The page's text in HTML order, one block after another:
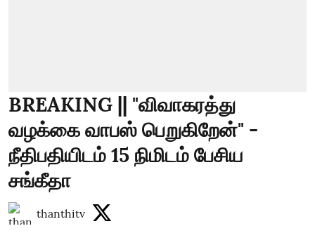
BREAKING || "விவாகரத்து
வழக்கை வாபஸ் பெறுகிறேன்" -
நீதிபதியிடம் 15 நிமிடம் பேசிய
சங்கீதா
thanthitv